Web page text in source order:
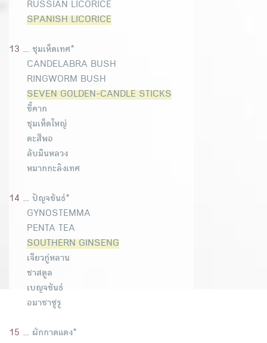
RUSSIAN LICORICE
SPANISH LICORICE
13 ... ชุมเห็ดเทศ*
CANDELABRA BUSH
RINGWORM BUSH
SEVEN GOLDEN-CANDLE STICKS
ขี้คาก
ชุมเห็ดใหญ่
ตะสีพอ
ลับมืนหลวง
หมากกะลิงเทศ
14 ... ปัญจขันธ์*
GYNOSTEMMA
PENTA TEA
SOUTHERN GINSENG
เจียวกู่หลาน
ชาสตูล
เบญจขันธ์
อมาชาซูรู
15 ... ผักกาดแดง*